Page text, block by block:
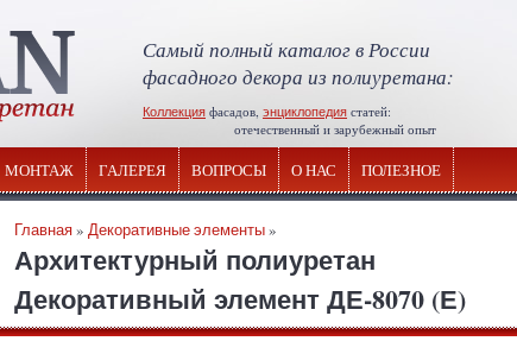
Самый полный каталог в России
фасадного декора из полиуретана:
Коллекция фасадов, энциклопедия статей:
отечественный и зарубежный опыт
МОНТАЖ ГАЛЕРЕЯ ВОПРОСЫ О НАС ПОЛЕЗНОЕ
Главная» Декоративные элементы»
Архитектурный полиуретан
Декоративный элемент ДЕ-8070 (Е)